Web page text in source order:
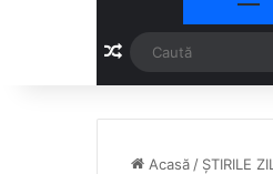
Articol aleatoriu
Acasă / ȘTIRILE